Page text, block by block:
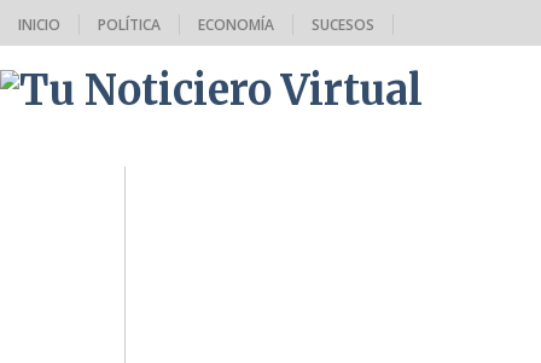
INICIO POLÍTICA ECONOMÍA SUCESOS